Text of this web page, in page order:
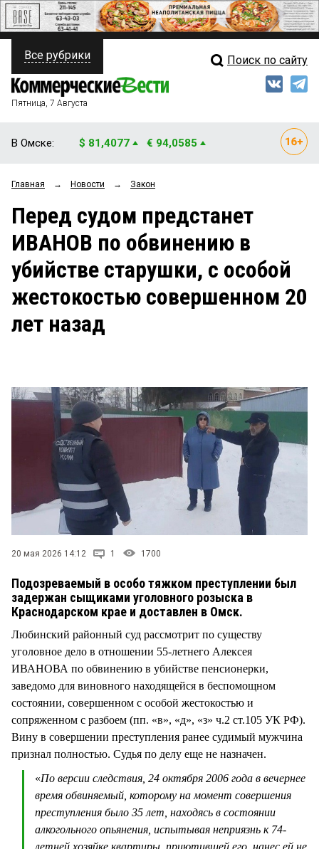
ПОЛИТИКА
ФИНАНСЫ
ОБЩЕСТВО
ЗАКОН
СТИЛЬ ЖИЗНИ
Свежий выпуск
Рейтинги
Блоги
Архив
Все рубрики Поиск по сайту
Пятница, 7 Августа
В Омске: $ 81,4077 € 94,0585
Главная → Новости → Закон
Перед судом предстанет
ИВАНОВ по обвинению в
убийстве старушки, с особой
жестокостью совершенном 20
лет назад
20 мая 2026 14:12 1 1700
Подозреваемый в особо тяжком преступлении был
задержан сыщиками уголовного розыска в
Краснодарском крае и доставлен в Омск.
Любинский районный суд рассмотрит по существу
уголовное дело в отношении 55-летнего Алексея
ИВАНОВА по обвинению в убийстве пенсионерки,
заведомо для виновного находящейся в беспомощном
состоянии, совершенном с особой жестокостью и
сопряженном с разбоем (пп. «в», «д», «з» ч.2 ст.105 УК РФ).
Вину в совершении преступления ранее судимый мужчина
признал полностью. Судья по делу еще не назначен.
«По версии следствия, 24 октября 2006 года в вечернее
время обвиняемый, которому на момент совершения
преступления было 35 лет, находясь в состоянии
алкогольного опьянения, испытывая неприязнь к 74-
летней хозяйке квартиры, приютившей его, нанес ей не